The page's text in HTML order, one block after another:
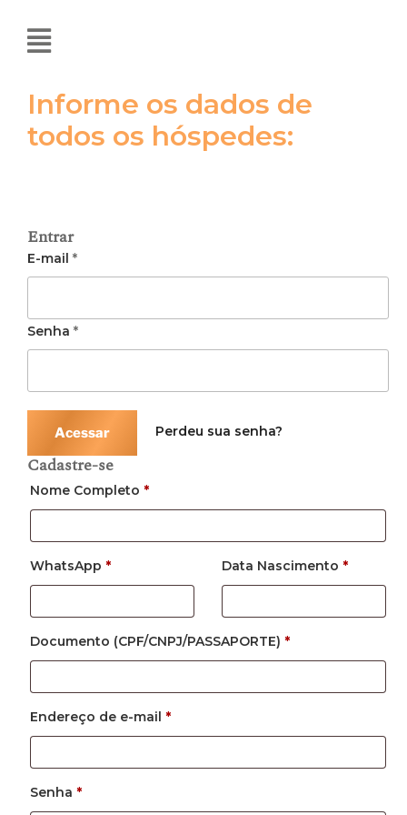
Informe os dados de
todos os hóspedes:
Entrar
E-mail *
Senha *
Acessar Perdeu sua senha?
Cadastre-se
Nome Completo *
WhatsApp * Data Nascimento *
Documento (CPF/CNPJ/PASSAPORTE) *
Endereço de e-mail *
Senha *